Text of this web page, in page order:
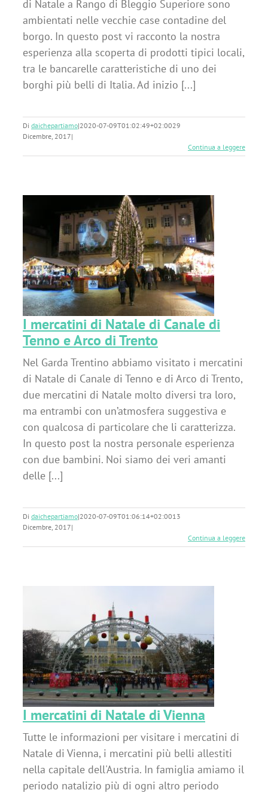
di Natale a Rango di Bleggio Superiore sono
ambientati nelle vecchie case contadine del
borgo. In questo post vi racconto la nostra
esperienza alla scoperta di prodotti tipici locali,
tra le bancarelle caratteristiche di uno dei
borghi più belli di Italia. Ad inizio [...]
Di daichepartiamo|2020-07-09T01:02:49+02:0029
Dicembre, 2017|
Continua a leggere
I mercatini di Natale di Canale di
Tenno e Arco di Trento
Nel Garda Trentino abbiamo visitato i mercatini
di Natale di Canale di Tenno e di Arco di Trento,
due mercatini di Natale molto diversi tra loro,
ma entrambi con un’atmosfera suggestiva e
con qualcosa di particolare che li caratterizza.
In questo post la nostra personale esperienza
con due bambini. Noi siamo dei veri amanti
delle [...]
Di daichepartiamo|2020-07-09T01:06:14+02:0013
Dicembre, 2017|
Continua a leggere
I mercatini di Natale di Vienna
Tutte le informazioni per visitare i mercatini di
Natale di Vienna, i mercatini più belli allestiti
nella capitale dell'Austria. In famiglia amiamo il
periodo natalizio più di ogni altro periodo